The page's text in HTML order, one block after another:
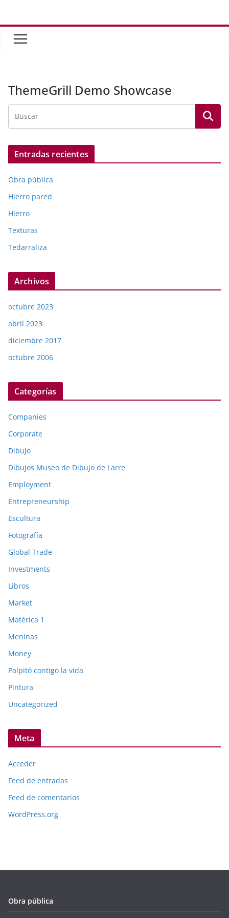
contenido
ThemeGrill Demo Showcase
Entradas recientes
Obra pública
Hierro pared
Hierro
Texturas
Tedarraliza
Archivos
octubre 2023
abril 2023
diciembre 2017
octubre 2006
Categorías
Companies
Corporate
Dibujo
Dibujos Museo de Dibujo de Larre
Employment
Entrepreneurship
Escultura
Fotografía
Global Trade
Investments
Libros
Market
Matérica 1
Meninas
Money
Palpitó contigo la vida
Pintura
Uncategorized
Meta
Acceder
Feed de entradas
Feed de comentarios
WordPress.org
Obra pública